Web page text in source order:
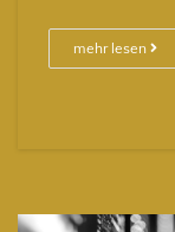
mehr lesen